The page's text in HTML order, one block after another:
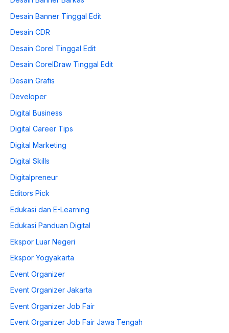
Desain Banner Tinggal Edit
Desain CDR
Desain Corel Tinggal Edit
Desain CorelDraw Tinggal Edit
Desain Grafis
Developer
Digital Business
Digital Career Tips
Digital Marketing
Digital Skills
Digitalpreneur
Editors Pick
Edukasi dan E-Learning
Edukasi Panduan Digital
Ekspor Luar Negeri
Ekspor Yogyakarta
Event Organizer
Event Organizer Jakarta
Event Organizer Job Fair
Event Organizer Job Fair Jawa Tengah